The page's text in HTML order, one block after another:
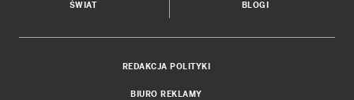
ŚWIAT BLOGI
REDAKCJA POLITYKI
BIURO REKLAMY